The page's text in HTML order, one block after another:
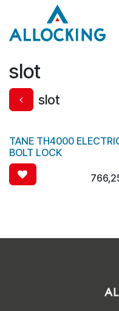
Overslaan naar inhoud
slot
slot
TANE TH4000
BOLT LOCK